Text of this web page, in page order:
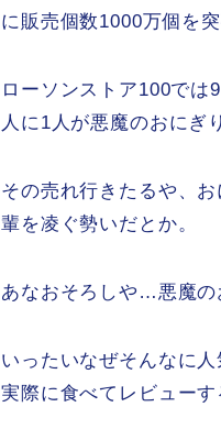
に販売個数1000万個を
ローソンストア100では
人に1人が悪魔のおにぎ
その売れ行きたるや、
輩を凌ぐ勢いだとか。
あなおそろしや…悪魔の
いったいなぜそんなに人
実際に食べてレビュー